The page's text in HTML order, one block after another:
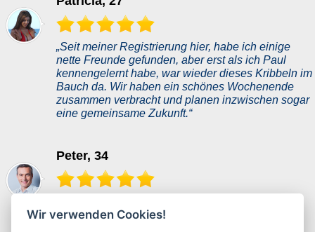
„Seit meiner Registrierung hier, habe ich einige
nette Freunde gefunden, aber erst als ich Paul
kennengelernt habe, war wieder dieses Kribbeln im
Bauch da. Wir haben ein schönes Wochenende
zusammen verbracht und planen inzwischen sogar
eine gemeinsame Zukunft.“
mein Leben. Sie passt perfekt zu mir. Ich habe
Peter, 34
Wir verwenden Cookies!